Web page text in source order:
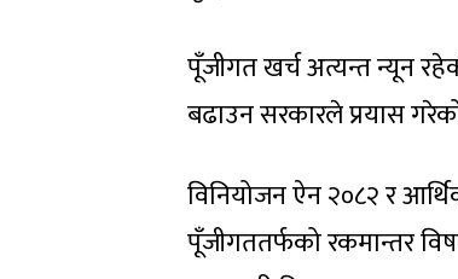
पूँजीगत खर्च अत्यन्त न्यून
बढाउन सरकारले प्रयास
विनियोजन ऐन २०८२ र
पूँजीगततर्फको रकमान्तर